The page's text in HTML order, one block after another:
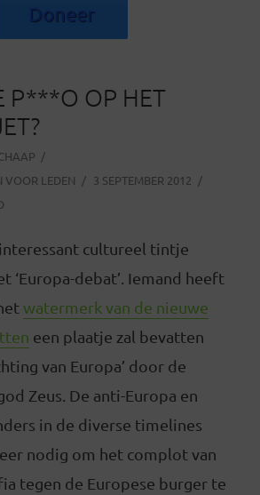
Doneer
P***O OP HET
VOOR LEDEN
3 SEPTEMBER 2012
cultureel tintje
‘Europa-debat’. Iemand heeft
watermerk van de nieuwe
een plaatje zal bevatten
van Europa’ door de
Zeus. De anti-Europa en
in de diverse timelines
nodig om het complot van
tegen de Europese burger te